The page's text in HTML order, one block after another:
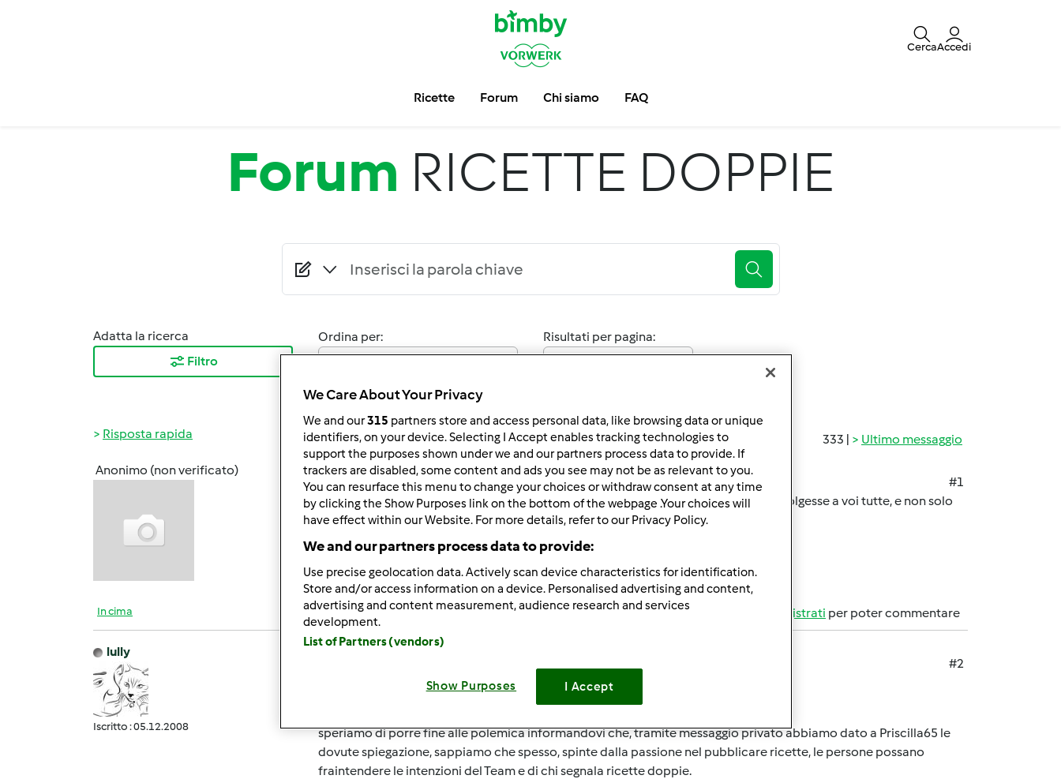
CercaAccedi
Ricette Forum Chi siamo FAQ
Forum RICETTE DOPPIE
Adatta la ricerca
Filtro
Ordina per:
Risultati per pagina:
333 | Ultimo messaggio
Risposta rapida
Anonimo (non verificato)
Ven, 01/22/2016 - 09:58
#1
Sono sconcertata dal modo di ragionare che vige...Ma siete sicure che l'utente si rivolgesse a voi tutte, e non solo
ad un membro in particolare?Perdonatemi è solo un mio pensiero..
In cima registrati per poter commentare
lully
Iscritto : 05.12.2008
#2
Team Bimby wrote:
speriamo di porre fine alle polemica informandovi che, tramite messaggio privato abbiamo dato a Priscilla65 le
dovute spiegazione, sappiamo che spesso, spinte dalla passione nel pubblicare ricette, le persone possano
fraintendere le intenzioni del Team e di chi segnala ricette doppie.
We Care About Your Privacy
We and our315 partners store and access personal data, like browsing data or unique
identifiers, on your device. Selecting I Accept enables tracking technologies to
support the purposes shown under we and our partners process data to provide. If
trackers are disabled, some content and ads you see may not be as relevant to you.
You can resurface this menu to change your choices or withdraw consent at any time
by clicking the Show Purposes link on the bottom of the webpage .Your choices will
have effect within our Website. For more details, refer to our Privacy Policy.
We and our partners process data to provide:
Use precise geolocation data. Actively scan device characteristics for identification.
Store and/or access information on a device. Personalised advertising and content,
advertising and content measurement, audience research and services
development.
List of Partners (vendors)
Show Purposes I Accept